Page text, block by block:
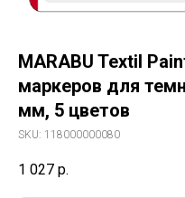
MARABU Textil
маркеров для
мм, 5 цветов
SKU: 118000000080
1 027 р.